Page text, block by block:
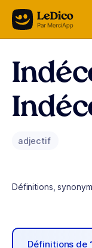
Aller au contenu
adjectif
Définitions,
Définitions de